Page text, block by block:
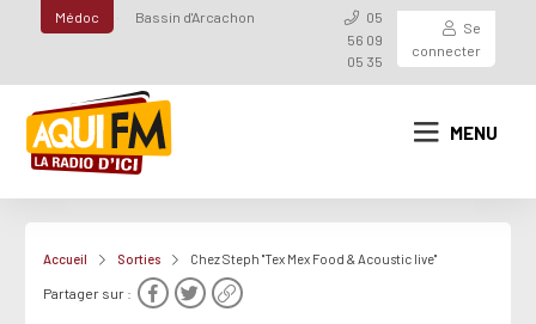
Médoc Bassin d'Arcachon
05
56 09
05 35
Se
connecter
MENU
Accueil Sorties Chez Steph "Tex Mex Food & Acoustic live"
Partager sur :